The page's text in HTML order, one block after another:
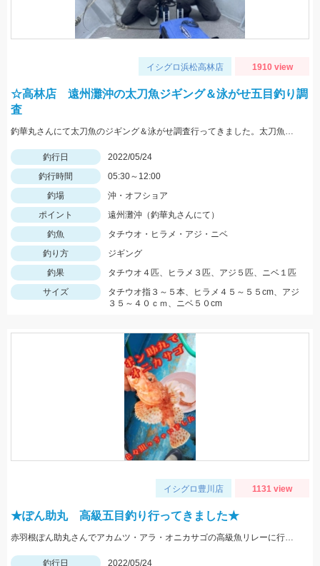
イシグロ浜松高林店 1910 view
☆高林店 遠州灘沖の太刀魚ジギング＆泳がせ五目釣り調
査
釣華丸さんにて太刀魚のジギング＆泳がせ調査行ってきました。太刀魚はまだ少し早かった感じですが良型も出ました！
釣行日
2022/05/24
釣行時間
05:30～12:00
釣場
沖・オフショア
ポイント
遠州灘沖（釣華丸さんにて）
釣魚
タチウオ・ヒラメ・アジ・ニベ
釣り方
ジギング
釣果
タチウオ４匹、ヒラメ３匹、アジ５匹、ニベ１匹
サイズ
タチウオ指３～５本、ヒラメ４５～５５cm、アジ
３５～４０ｃｍ、ニベ５０cm
イシグロ豊川店 1131 view
★ぽん助丸 高級五目釣り行ってきました★
赤羽根ぽん助丸さんでアカムツ・アラ・オニカサゴの高級魚リレーに行ってきました。下潮が動かず苦戦しましたがオニカサゴGETです
釣行日 2022/05/24